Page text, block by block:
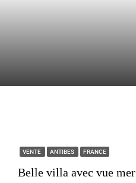
VENTE ANTIBES FRANCE
Belle villa avec vue mer